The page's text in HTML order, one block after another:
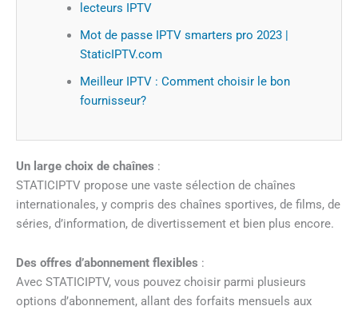
lecteurs IPTV
Mot de passe IPTV smarters pro 2023 |
StaticIPTV.com
Meilleur IPTV : Comment choisir le bon
fournisseur?
Un large choix de chaînes :
STATICIPTV propose une vaste sélection de chaînes
internationales, y compris des chaînes sportives, de films, de
séries, d’information, de divertissement et bien plus encore.
Des offres d’abonnement flexibles :
Avec STATICIPTV, vous pouvez choisir parmi plusieurs
options d’abonnement, allant des forfaits mensuels aux